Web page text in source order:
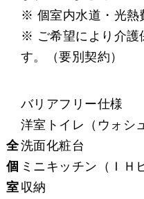
※ 個室内水道・光熱
※ ご希望により介護
す。（要別契約）
全
個
室
バリアフリー仕様
洋室トイレ（ウォシ
洗面化粧台
ミニキッチン（ＩＨ
収納